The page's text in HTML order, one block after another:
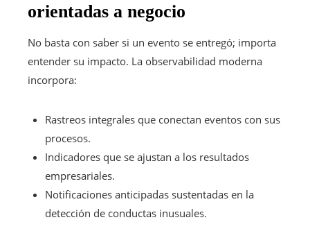
orientadas a negocio
No basta con saber si un evento se entregó; importa
entender su impacto. La observabilidad moderna
incorpora:
Rastreos integrales que conectan eventos con sus
procesos.
Indicadores que se ajustan a los resultados
empresariales.
Notificaciones anticipadas sustentadas en la
detección de conductas inusuales.